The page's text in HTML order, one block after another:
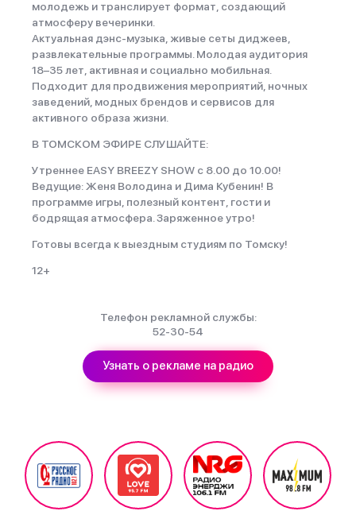
молодежь и транслирует формат, создающий
атмосферу вечеринки.
Актуальная дэнс-музыка, живые сеты диджеев,
развлекательные программы. Молодая аудитория
18–35 лет, активная и социально мобильная.
Подходит для продвижения мероприятий, ночных
заведений, модных брендов и сервисов для
активного образа жизни.
В ТОМСКОМ ЭФИРЕ СЛУШАЙТЕ:
Утреннее EASY BREEZY SHOW с 8.00 до 10.00!
Ведущие: Женя Володина и Дима Кубенин! В
программе игры, полезный контент, гости и
бодрящая атмосфера. Заряженное утро!
Готовы всегда к выездным студиям по Томску!
12+
Телефон рекламной службы:
52-30-54
Узнать о рекламе на радио